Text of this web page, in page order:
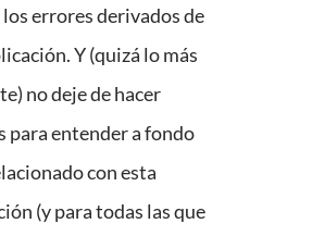
errores derivados de
Y (quizá lo más
no deje de hacer
para entender a fondo
con esta
(y para todas las que